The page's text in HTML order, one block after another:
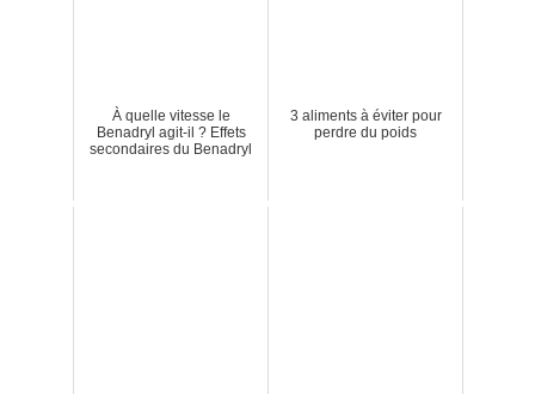
À quelle vitesse le
Benadryl agit-il ? Effets
secondaires du Benadryl
3 aliments à éviter pour
perdre du poids